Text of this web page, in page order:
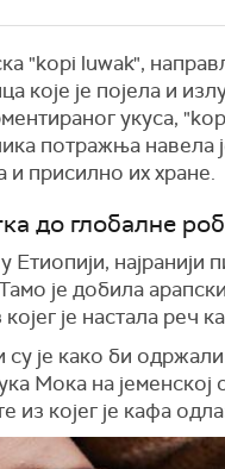
"kopi luwak",
које је појела и
укуса,
потражња навела
и присилно их хране.
до глобалне
Етиопији, најранији
је добила
је настала реч
је како би
Мока на јеменској
из којег је кафа